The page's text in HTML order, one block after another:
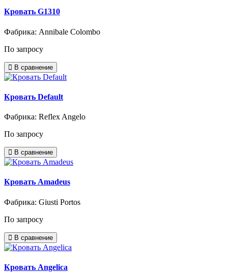
Кровать G1310
Фабрика: Annibale Colombo
По запросу
В сравнение
Кровать Default
Фабрика: Reflex Angelo
По запросу
В сравнение
Кровать Amadeus
Фабрика: Giusti Portos
По запросу
В сравнение
Кровать Angelica